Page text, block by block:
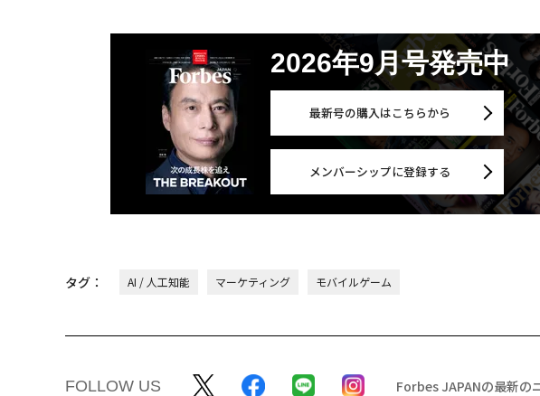
2026年9月号発売中
最新号の購入はこちらから
メンバーシップに登録する
タグ： AI / 人工知能 マーケティング モバイルゲーム
FOLLOW US Forbes JAPANの最新の